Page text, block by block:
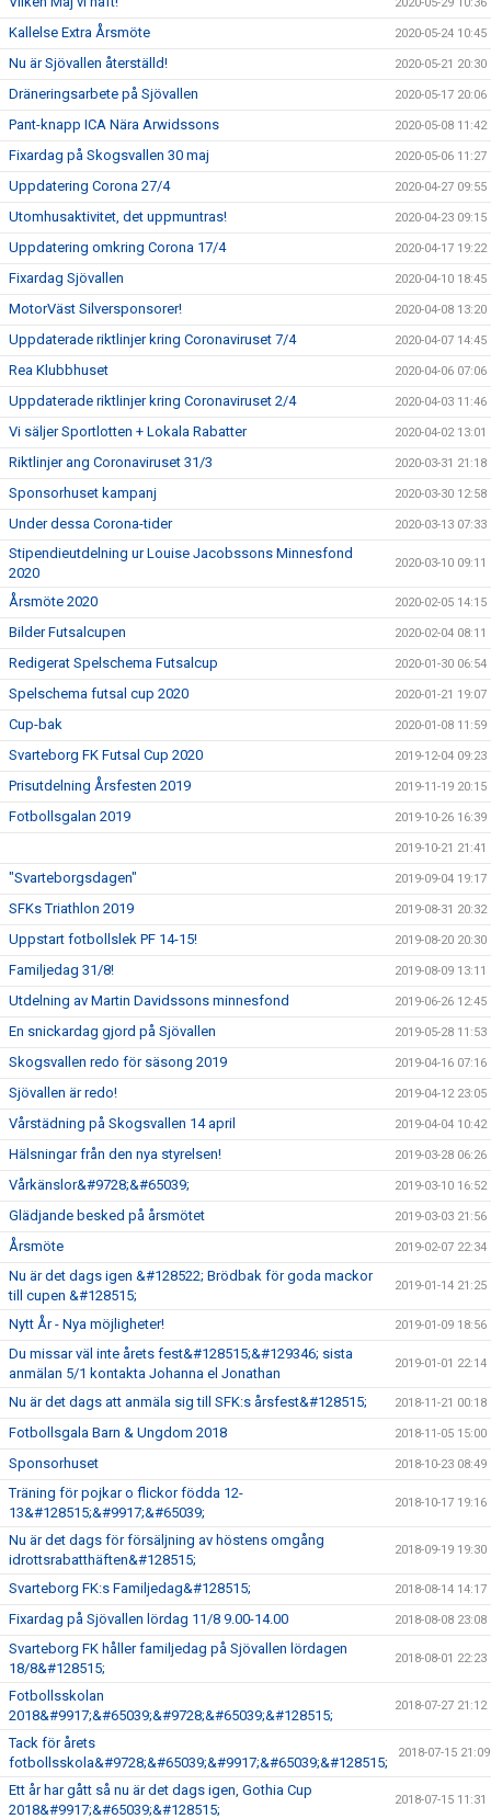
Kallelse Extra Årsmöte 2020-05-24 10:45
Nu är Sjövallen återställd! 2020-05-21 20:30
Dräneringsarbete på Sjövallen 2020-05-17 20:06
Pant-knapp ICA Nära Arwidssons 2020-05-08 11:42
Fixardag på Skogsvallen 30 maj 2020-05-06 11:27
Uppdatering Corona 27/4 2020-04-27 09:55
Utomhusaktivitet, det uppmuntras! 2020-04-23 09:15
Uppdatering omkring Corona 17/4 2020-04-17 19:22
Fixardag Sjövallen 2020-04-10 18:45
MotorVäst Silversponsorer! 2020-04-08 13:20
Uppdaterade riktlinjer kring Coronaviruset 7/4 2020-04-07 14:45
Rea Klubbhuset 2020-04-06 07:06
Uppdaterade riktlinjer kring Coronaviruset 2/4 2020-04-03 11:46
Vi säljer Sportlotten + Lokala Rabatter 2020-04-02 13:01
Riktlinjer ang Coronaviruset 31/3 2020-03-31 21:18
Sponsorhuset kampanj 2020-03-30 12:58
Under dessa Corona-tider 2020-03-13 07:33
Stipendieutdelning ur Louise Jacobssons Minnesfond
2020
2020-03-10 09:11
Årsmöte 2020 2020-02-05 14:15
Bilder Futsalcupen 2020-02-04 08:11
Redigerat Spelschema Futsalcup 2020-01-30 06:54
Spelschema futsal cup 2020 2020-01-21 19:07
Cup-bak 2020-01-08 11:59
Svarteborg FK Futsal Cup 2020 2019-12-04 09:23
Prisutdelning Årsfesten 2019 2019-11-19 20:15
Fotbollsgalan 2019 2019-10-26 16:39
2019-10-21 21:41
"Svarteborgsdagen" 2019-09-04 19:17
SFKs Triathlon 2019 2019-08-31 20:32
Uppstart fotbollslek PF 14-15! 2019-08-20 20:30
Familjedag 31/8! 2019-08-09 13:11
Utdelning av Martin Davidssons minnesfond 2019-06-26 12:45
En snickardag gjord på Sjövallen 2019-05-28 11:53
Skogsvallen redo för säsong 2019 2019-04-16 07:16
Sjövallen är redo! 2019-04-12 23:05
Vårstädning på Skogsvallen 14 april 2019-04-04 10:42
Hälsningar från den nya styrelsen! 2019-03-28 06:26
Vårkänslor&#9728;&#65039; 2019-03-10 16:52
Glädjande besked på årsmötet 2019-03-03 21:56
Årsmöte 2019-02-07 22:34
Nu är det dags igen &#128522; Brödbak för goda mackor
till cupen &#128515;
2019-01-14 21:25
Nytt År - Nya möjligheter! 2019-01-09 18:56
Du missar väl inte årets fest&#128515;&#129346; sista
anmälan 5/1 kontakta Johanna el Jonathan
2019-01-01 22:14
Nu är det dags att anmäla sig till SFK:s årsfest&#128515; 2018-11-21 00:18
Fotbollsgala Barn & Ungdom 2018 2018-11-05 15:00
Sponsorhuset 2018-10-23 08:49
Träning för pojkar o flickor födda 12-
13&#128515;&#9917;&#65039;
2018-10-17 19:16
Nu är det dags för försäljning av höstens omgång
idrottsrabatthäften&#128515;
2018-09-19 19:30
Svarteborg FK:s Familjedag&#128515; 2018-08-14 14:17
Fixardag på Sjövallen lördag 11/8 9.00-14.00 2018-08-08 23:08
Svarteborg FK håller familjedag på Sjövallen lördagen
18/8&#128515;
2018-08-01 22:23
Fotbollsskolan
2018&#9917;&#65039;&#9728;&#65039;&#128515;
2018-07-27 21:12
Tack för årets
fotbollsskola&#9728;&#65039;&#9917;&#65039;&#128515;
2018-07-15 21:09
Ett år har gått så nu är det dags igen, Gothia Cup
2018&#9917;&#65039;&#128515;
2018-07-15 11:31